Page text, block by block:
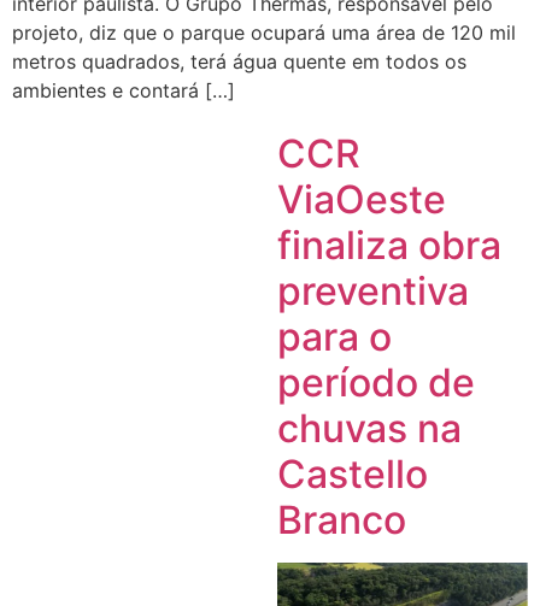
projeto, diz que o parque ocupará uma área de 120 mil
metros quadrados, terá água quente em todos os
ambientes e contará […]
CCR
ViaOeste
finaliza obra
preventiva
para o
período de
chuvas na
Castello
Branco